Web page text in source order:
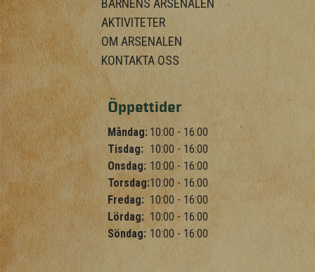
BARNENS ARSENALEN
AKTIVITETER
OM ARSENALEN
KONTAKTA OSS
Öppettider
Måndag: 10:00 - 16:00
Tisdag: 10:00 - 16:00
Onsdag: 10:00 - 16:00
Torsdag:10:00 - 16:00
Fredag: 10:00 - 16:00
Lördag: 10:00 - 16:00
Söndag: 10:00 - 16:00